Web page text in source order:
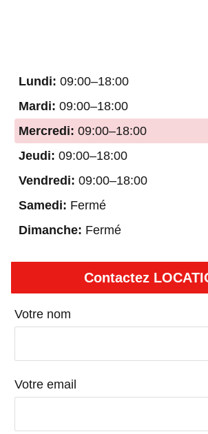
Lundi: 09:00–18:00
Mardi: 09:00–18:00
Mercredi: 09:00–18:00
Jeudi: 09:00–18:00
Vendredi: 09:00–18:00
Samedi: Fermé
Dimanche: Fermé
Contactez
Votre nom
Votre email